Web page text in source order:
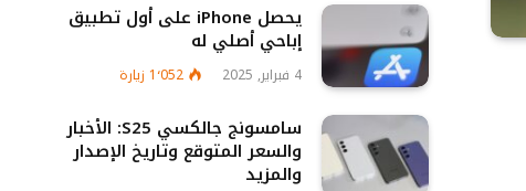
يحصل iPhone على أول تطبيق
إباحي أصلي له
4 فبراير, 2025 1٬052 زيارة
سامسونج جالكسي S25: الأخبار
والسعر المتوقع وتاريخ الإصدار
والمزيد